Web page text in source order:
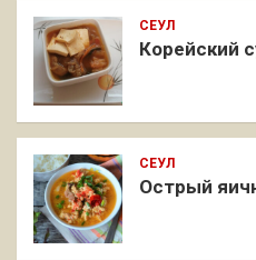
СЕУЛ
Корейский
СЕУЛ
Острый